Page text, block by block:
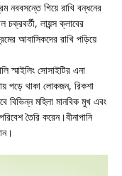
নববসন্তে গিয়ে রাখি বন্ধনের
লায়ন্স ক্লাবের
আবাসিকদের রাখি পড়িয়ে
স্মাইলিং সোসাইটির এনা
পড়ে থাকা লোকজন, রিকশা
বিভিন্ন মহিলা মানবিক মুখ এবং
তৈরি করেন।বীনাপানি